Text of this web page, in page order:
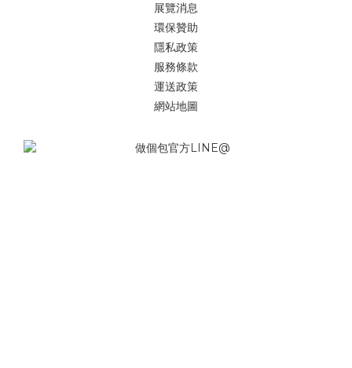
展覽消息
環保贊助
隱私政策
服務條款
運送政策
網站地圖